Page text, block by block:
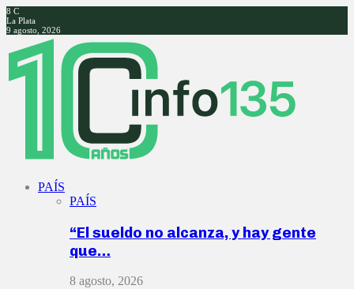
8 C
La Plata
9 agosto, 2026
Facebook
Twitter
Instagram
Youtube
PAÍS
PAÍS
“El sueldo no alcanza, y hay gente
que…
8 agosto, 2026